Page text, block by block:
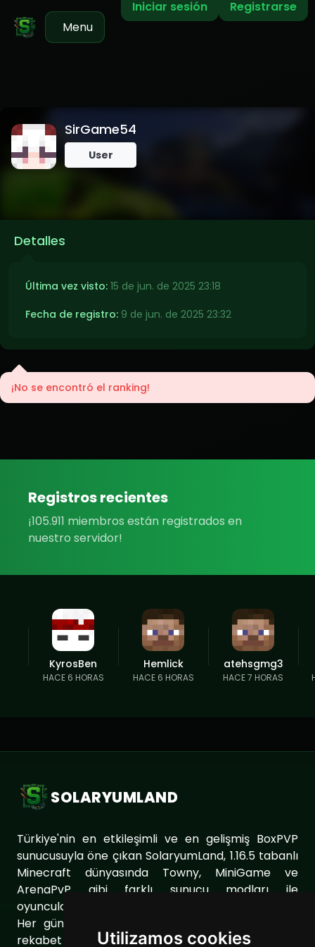
Utilizamos cookies
Iniciar sesión
Registrarse
Menu
SirGame54
User
Detalles
Última vez visto: 15 de jun. de 2025 23:18
Fecha de registro: 9 de jun. de 2025 23:32
¡No se encontró el ranking!
Registros recientes
¡105.911 miembros están registrados en
nuestro servidor!
KyrosBen
HACE 6 HORAS
Hemlick
HACE 6 HORAS
atehsgmg3
HACE 7 HORAS
SOLARYUMLAND
Türkiye'nin en etkileşimli ve en gelişmiş BoxPVP
sunucusuyla öne çıkan SolaryumLand, 1.16.5 tabanlı
Minecraft dünyasında Towny, MiniGame ve
ArenaPvP gibi farklı sunucu modları ile
oyuncularımıza eşsiz bir oyun deneyimi sunuyor.
Her gün sunucumuzu geliştirerek oyuncularımıza
rekabet dolu ve keyifli bir ortam sağlıyoruz. Aynı